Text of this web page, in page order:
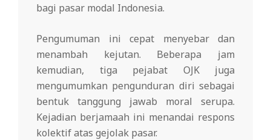
bagi pasar modal Indonesia.
Pengumuman ini cepat menyebar dan
menambah kejutan. Beberapa jam
kemudian, tiga pejabat OJK juga
mengumumkan pengunduran diri sebagai
bentuk tanggung jawab moral serupa.
Kejadian berjamaah ini menandai respons
kolektif atas gejolak pasar.